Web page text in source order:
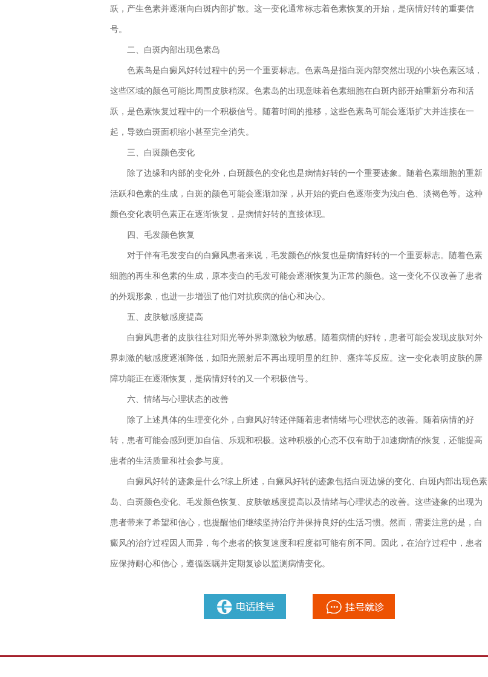
跃，产生色素并逐渐向白斑内部扩散。这一变化通常标志着色素恢复的开始，是病情好转的重要信
号。
二、白斑内部出现色素岛
色素岛是白癜风好转过程中的另一个重要标志。色素岛是指白斑内部突然出现的小块色素区域，
这些区域的颜色可能比周围皮肤稍深。色素岛的出现意味着色素细胞在白斑内部开始重新分布和活
跃，是色素恢复过程中的一个积极信号。随着时间的推移，这些色素岛可能会逐渐扩大并连接在一
起，导致白斑面积缩小甚至完全消失。
三、白斑颜色变化
除了边缘和内部的变化外，白斑颜色的变化也是病情好转的一个重要迹象。随着色素细胞的重新
活跃和色素的生成，白斑的颜色可能会逐渐加深，从开始的瓷白色逐渐变为浅白色、淡褐色等。这种
颜色变化表明色素正在逐渐恢复，是病情好转的直接体现。
四、毛发颜色恢复
对于伴有毛发变白的白癜风患者来说，毛发颜色的恢复也是病情好转的一个重要标志。随着色素
细胞的再生和色素的生成，原本变白的毛发可能会逐渐恢复为正常的颜色。这一变化不仅改善了患者
的外观形象，也进一步增强了他们对抗疾病的信心和决心。
五、皮肤敏感度提高
白癜风患者的皮肤往往对阳光等外界刺激较为敏感。随着病情的好转，患者可能会发现皮肤对外
界刺激的敏感度逐渐降低，如阳光照射后不再出现明显的红肿、瘙痒等反应。这一变化表明皮肤的屏
障功能正在逐渐恢复，是病情好转的又一个积极信号。
六、情绪与心理状态的改善
除了上述具体的生理变化外，白癜风好转还伴随着患者情绪与心理状态的改善。随着病情的好
转，患者可能会感到更加自信、乐观和积极。这种积极的心态不仅有助于加速病情的恢复，还能提高
患者的生活质量和社会参与度。
白癜风好转的迹象是什么?综上所述，白癜风好转的迹象包括白斑边缘的变化、白斑内部出现色素
岛、白斑颜色变化、毛发颜色恢复、皮肤敏感度提高以及情绪与心理状态的改善。这些迹象的出现为
患者带来了希望和信心，也提醒他们继续坚持治疗并保持良好的生活习惯。然而，需要注意的是，白
癜风的治疗过程因人而异，每个患者的恢复速度和程度都可能有所不同。因此，在治疗过程中，患者
应保持耐心和信心，遵循医嘱并定期复诊以监测病情变化。